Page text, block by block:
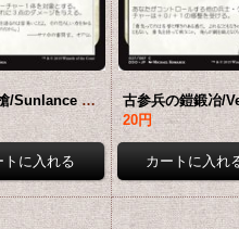
太陽の槍/Sunlance 【日本語版】 [EVK-白C]
20円